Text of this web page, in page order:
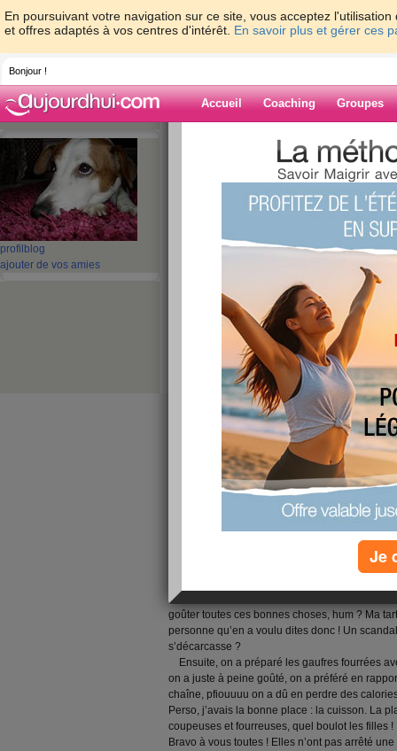
En poursuivant votre navigation sur ce site, vous acceptez
et offres adaptés à vos centres d'intérêt. En savoir plus et gérer ces
Bonjour !
Accueil Coaching Groupes
profil blog
ajouter de vos amies
> croquetteclebart
>
ça grille les calories hihi !
Blog de
Faut griller les
gaufrier, ça grille
publié le 15/12/2009 à 21:40
Bonjour les z’amies ! Comment hâlez-vous ?
hihi, et même les sudisss ont froid et
Je me gausse !
A part ça, nous les nordisss, on a trouvé un
réuni chez une chouette copine qui nous a
la crème au rhum, hummmmun délice les filles
vous l’accorde, mais c’est pour en faire pour
sûr ! On va les épater nos hommes hihi !
cuisinière tout le monde connaît mes
Ma réputation n’est plus à faire, hum ?
Donc, en gros (hihi), la même bande que
présente, à peu de kilos près hein les filles ?
restaurer le midi, des plats faits maison, pour
qui avait cuisiné du poulet africain cuit sur
carbonnade flamande, le plat cht'i par
goûter toutes ces bonnes choses, hum ? Ma
personne qu’en a voulu dites donc ! Un
s’décarcasse ?
Ensuite, on a préparé les gaufres fourrées
on a juste à peine goûté, on a préféré en
chaîne, pfiouuuu on a dû en perdre des
Perso, j’avais la bonne place : la cuisson. La
coupeuses et fourreuses, quel boulot les filles !
Bravo à vous toutes ! Elles n’ont pas arrêté
Je